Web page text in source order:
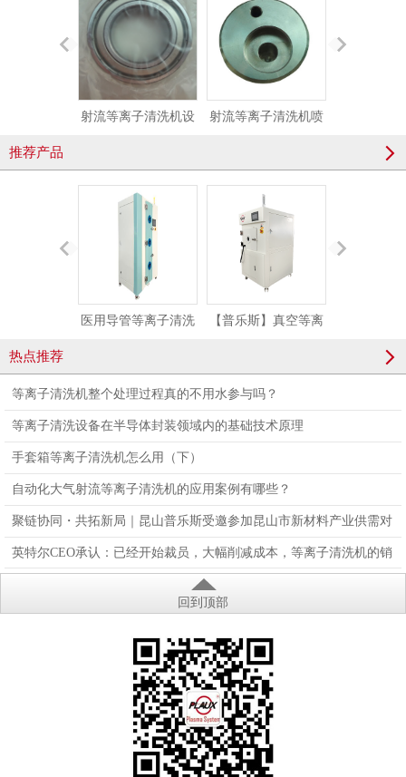
射流等离子清洗机设 射流等离子清洗机喷
风轮
推荐产品
医用导管等离子清洗
蚀机
【普乐斯】真空等离
离子表面处理机
PM/R-80LN
喷等离子
热点推荐
等离子清洗机整个处理过程真的不用水参与吗？
等离子清洗设备在半导体封装领域内的基础技术原理
手套箱等离子清洗机怎么用（下）
自动化大气射流等离子清洗机的应用案例有哪些？
聚链协同・共拓新局｜昆山普乐斯受邀参加昆山市新材料产业供需对
接会，亮相国际橡塑展
英特尔CEO承认：已经开始裁员，大幅削减成本，等离子清洗机的销
回到顶部